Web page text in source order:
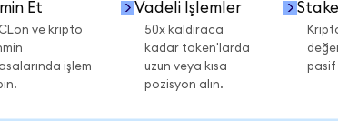
Et
ve kripto
işlem
Vadeli İşlemler
50x kaldıraca
kadar token'larda
uzun veya kısa
pozisyon alın.
pasif